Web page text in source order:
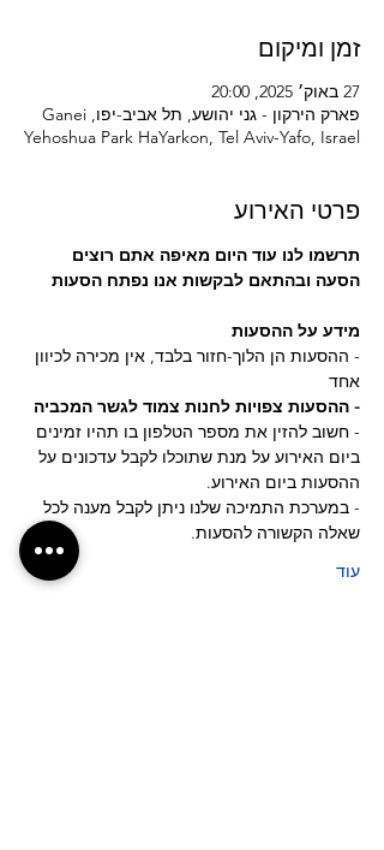
זמן ומיקום
27 באוק׳ 2025, 20:00
פארק הירקון - גני יהושע, תל אביב-יפו, Ganei
Yehoshua Park HaYarkon, Tel Aviv-Yafo, Israel
פרטי האירוע
תרשמו לנו עוד היום מאיפה אתם רוצים
הסעה ובהתאם לבקשות אנו נפתח הסעות
מידע על ההסעות
- ההסעות הן הלוך-חזור בלבד, אין מכירה לכיוון
אחד
- ההסעות צפויות לחנות צמוד לגשר המכביה
- חשוב להזין את מספר הטלפון בו תהיו זמינים
ביום האירוע על מנת שתוכלו לקבל עדכונים על
ההסעות ביום האירוע.
- במערכת התמיכה שלנו ניתן לקבל מענה לכל
שאלה הקשורה להסעות.
עוד